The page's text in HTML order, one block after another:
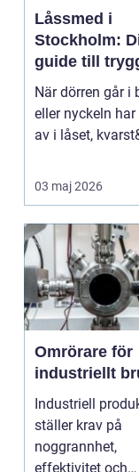
Låssmed i
Stockholm:
guide till
och säkerhet
När dörren går i
eller nyckeln
av i låset,
03 maj 2026
Omrörare för
industriellt
Industriell
ställer krav på
noggrannhet,
effektivitet och